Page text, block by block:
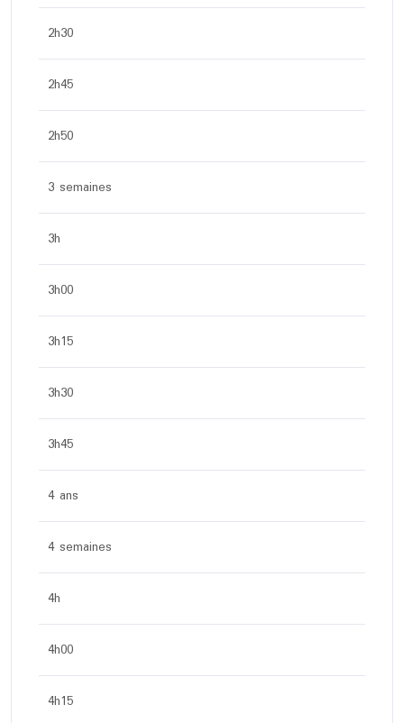
2h30
2h45
2h50
3 semaines
3h
3h00
3h15
3h30
3h45
4 ans
4 semaines
4h
4h00
4h15